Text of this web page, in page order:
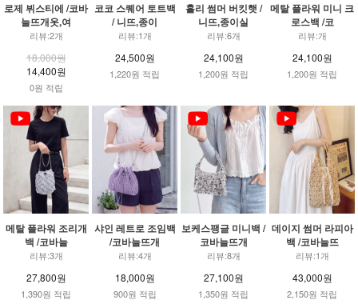
로제 뷔스티에 /코바
늘뜨개옷,여
리뷰:2개
18,000원
14,400원
0원 적립
코코 스퀘어 토트백
/ 니뜨,종이
리뷰:1개
24,500원
1,220원 적립
홀리 썸머 버킷햇 /
니뜨,종이실
리뷰:6개
24,100원
1,200원 적립
메탈 플라워 미니 크
로스백 /코
리뷰:개
24,100원
1,200원 적립
메탈 플라워 조리개
백 /코바늘
리뷰:3개
27,800원
1,390원 적립
샤인 레트로 조임백
/코바늘뜨개
리뷰:4개
18,000원
900원 적립
보케스팽글 미니백 /
코바늘뜨개
리뷰:8개
27,100원
1,350원 적립
데이지 썸머 라피아
백 /코바늘뜨
리뷰:1개
43,000원
2,150원 적립